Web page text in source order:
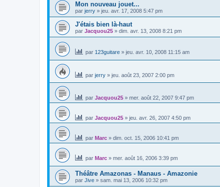
Mon nouveau jouet...
par jerry » jeu. avr. 17, 2008 5:47 pm
J'étais bien là-haut
par Jacquou25 » dim. avr. 13, 2008 8:21 pm
par 123guitare » jeu. avr. 10, 2008 11:15 am
par jerry » jeu. août 23, 2007 2:00 pm
par Jacquou25 » mer. août 22, 2007 9:47 pm
par Jacquou25 » jeu. avr. 26, 2007 4:50 pm
par Marc » dim. oct. 15, 2006 10:41 pm
par Marc » mer. août 16, 2006 3:39 pm
Théâtre Amazonas - Manaus - Amazonie
par Jive » sam. mai 13, 2006 10:32 pm